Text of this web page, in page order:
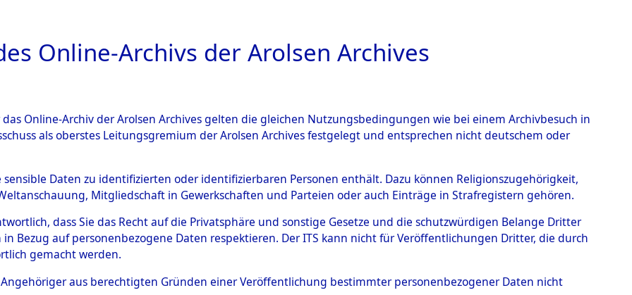
ARCHIVALE ÜBERSICHT BILD
und Identifizierung der im Landkreis Neunburg
ermordeten Häftlinge aus deutschen
Exhumierung und Identifizierung der
von Neukoppel/Waldgelände in Haffkrug
Online-Archivs der Arolsen Archives
Online-Archiv der Arolsen Archives gelten die gleichen Nutzungsbedingungen wie bei einem Archivbesuch in
als oberstes Leitungsgremium der Arolsen Archives festgelegt und entsprechen nicht deutschem oder
sensible Daten zu identifizierten oder identifizierbaren Personen enthält. Dazu können Religionszugehörigkeit,
Mitgliedschaft in Gewerkschaften und Parteien oder auch Einträge in Strafregistern gehören.
dass Sie das Recht auf die Privatsphäre und sonstige Gesetze und die schutzwürdigen Belange Dritter
Bezug auf personenbezogene Daten respektieren. Der ITS kann nicht für Veröffentlichungen Dritter, die durch
gemacht werden.
Angehöriger aus berechtigten Gründen einer Veröffentlichung bestimmter personenbezogener Daten nicht